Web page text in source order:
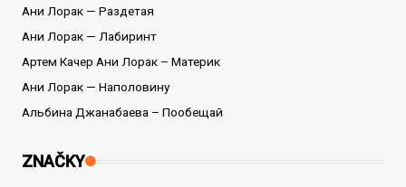
Ани Лорак — Раздетая
Ани Лорак — Лабиринт
Артем Качер Ани Лорак – Материк
Ани Лорак — Наполовину
Альбина Джанабаева – Пообещай
ZNAČKY